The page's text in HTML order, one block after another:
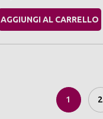
AGGIUNGI AL CARRELLO
1 2